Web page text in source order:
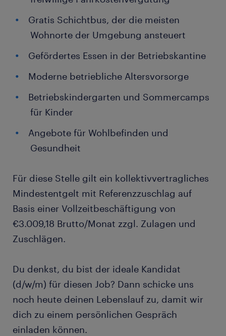
Gratis Schichtbus, der die meisten
Wohnorte der Umgebung ansteuert
Gefördertes Essen in der Betriebskantine
Moderne betriebliche Altersvorsorge
Betriebskindergarten und Sommercamps
für Kinder
Angebote für Wohlbefinden und
Gesundheit
Für diese Stelle gilt ein kollektivvertragliches
Mindestentgelt mit Referenzzuschlag auf
Basis einer Vollzeitbeschäftigung von
€3.009,18 Brutto/Monat zzgl. Zulagen und
Zuschlägen.
Du denkst, du bist der ideale Kandidat
(d/w/m) für diesen Job? Dann schicke uns
noch heute deinen Lebenslauf zu, damit wir
dich zu einem persönlichen Gespräch
einladen können.